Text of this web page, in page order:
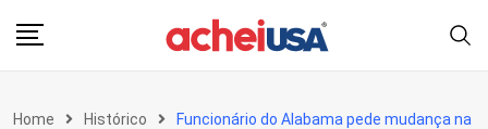
Home Histórico
Funcionário do Alabama pede mudança na